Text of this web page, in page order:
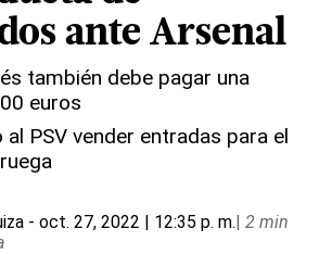
ante Arsenal
también debe pagar una
euros
al PSV vender entradas para el
- oct. 27, 2022 | 12:35 p. m.| 2 min